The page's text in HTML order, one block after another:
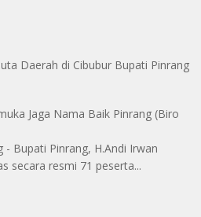
Daerah di Cibubur Bupati Pinrang
Jaga Nama Baik Pinrang (Biro
- Bupati Pinrang, H.Andi Irwan
secara resmi 71 peserta...